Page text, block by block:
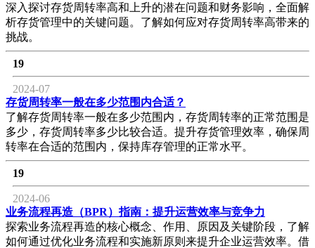
深入探讨存货周转率高和上升的潜在问题和财务影响，全面解
析存货管理中的关键问题。了解如何应对存货周转率高带来的
挑战。
19
2024-07
存货周转率一般在多少范围内合适？
了解存货周转率一般在多少范围内，存货周转率的正常范围是
多少，存货周转率多少比较合适。提升存货管理效率，确保周
转率在合适的范围内，保持库存管理的正常水平。
19
2024-06
业务流程再造（BPR）指南：提升运营效率与竞争力
探索业务流程再造的核心概念、作用、原因及关键阶段，了解
如何通过优化业务流程和实施新原则来提升企业运营效率。借